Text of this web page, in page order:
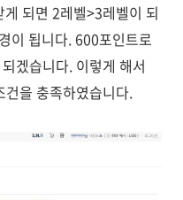
되면 2레벨>3레벨이 되
이 됩니다. 600포인트로
겠습니다. 이렇게 해서
을 충족하였습니다.